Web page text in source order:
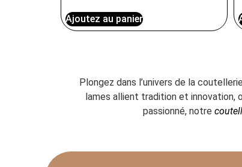
Ajoutez au panier
Plongez dans l’univers de la
lames allient tradition et innovation,
passionné, notre